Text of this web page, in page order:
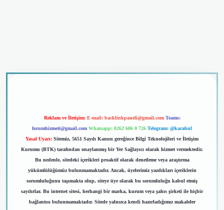
Reklam ve İletişim: E-mail: backlinkpaneli@gmail.com Teams:
forumhizmeti@gmail.com Whatsapp: 0262 606 0 726 Telegram: @karabul
Yasal Uyarı: Sitemiz, 5651 Sayılı Kanun gereğince Bilgi Teknolojileri ve İletişim
Kurumu (BTK) tarafından onaylanmış bir Yer Sağlayıcı olarak hizmet vermektedir.
Bu nedenle, sitedeki içerikleri proaktif olarak denetleme veya araştırma
yükümlülüğümüz bulunmamaktadır. Ancak, üyelerimiz yazdıkları içeriklerin
sorumluluğunu taşımakta olup, siteye üye olarak bu sorumluluğu kabul etmiş
sayılırlar. Bu internet sitesi, herhangi bir marka, kurum veya şahıs şirketi ile hiçbir
bağlantısı bulunmamaktadır. Sitede yalnızca kendi hazırladığımız makaleler